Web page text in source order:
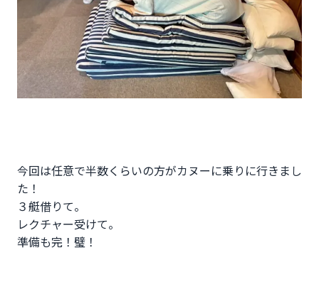
今回は任意で半数くらいの方がカヌーに乗りに行きまし
た！
３艇借りて。
レクチャー受けて。
準備も完！璧！